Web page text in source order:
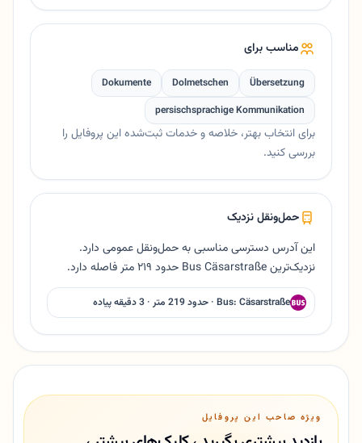
مناسب برای
Übersetzung
Dolmetschen
Dokumente
persischsprachige Kommunikation
برای انتخاب بهتر، خلاصه و خدمات ثبت‌شده این پروفایل را
بررسی کنید.
حمل‌ونقل نزدیک
این آدرس دسترسی مناسبی به حمل‌ونقل عمومی دارد.
نزدیک‌ترین Bus Cäsarstraße حدود ۲۱۹ متر فاصله دارد.
Bus: Cäsarstraße · حدود 219 متر · 3 دقیقه پیاده
ویژه صاحب این پروفایل